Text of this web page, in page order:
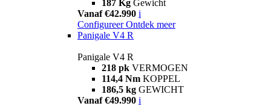
187 Kg Gewicht
Vanaf €42.990 i
Configureer Ontdek meer
Panigale V4 R
Panigale V4 R
218 pk VERMOGEN
114,4 Nm KOPPEL
186,5 kg GEWICHT
Vanaf €49.990 i